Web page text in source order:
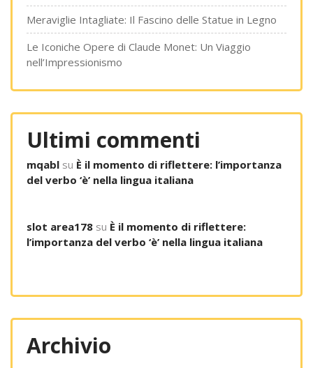
Meraviglie Intagliate: Il Fascino delle Statue in Legno
Le Iconiche Opere di Claude Monet: Un Viaggio
nell’Impressionismo
Ultimi commenti
mqabl su È il momento di riflettere: l’importanza
del verbo ‘è’ nella lingua italiana
slot area178 su È il momento di riflettere:
l’importanza del verbo ‘è’ nella lingua italiana
Archivio